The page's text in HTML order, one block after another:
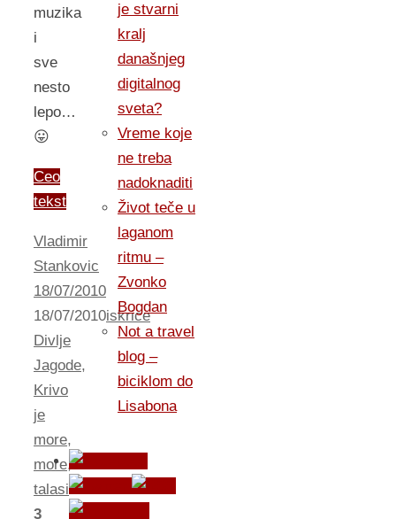
muzika
i
sve
nesto
lepo…
😛
Ceo
tekst
Vladimir
Stankovic
18/07/2010
18/07/2010iskrice
Divlje
Jagode,
Krivo
je
more,
more,
talasi
3
je stvarni
kralj
današnjeg
digitalnog
sveta?
Vreme koje
ne treba
nadoknaditi
Život teče u
laganom
ritmu –
Zvonko
Bogdan
Not a travel
blog –
biciklom do
Lisabona